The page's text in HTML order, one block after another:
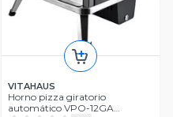
VITAHAUS
Horno pizza giratorio
automático VPO-12GA